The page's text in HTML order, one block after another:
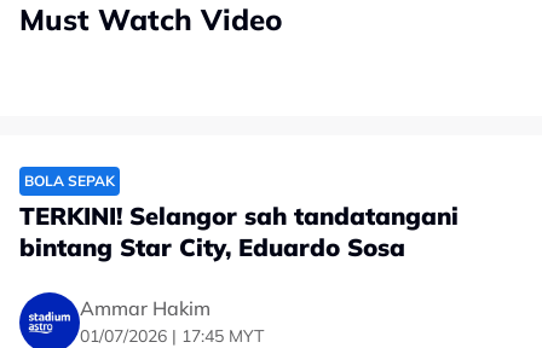
Must Watch Video
BOLA SEPAK
TERKINI! Selangor sah tandatangani
bintang Star City, Eduardo Sosa
Ammar Hakim
01/07/2026 | 17:45 MYT